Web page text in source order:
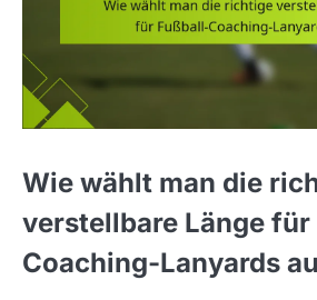
Wie wählt man die
verstellbare Länge
Coaching-Lanyards